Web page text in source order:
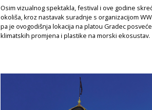
Osim vizualnog spektakla, festival i ove godine
okoliša, kroz nastavak suradnje s organizacijom
pa je ovogodišnja lokacija na platou Gradec
klimatskih promjena i plastike na morski ekosustav.